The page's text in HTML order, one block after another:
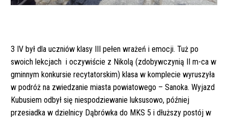
3 IV był dla uczniów klasy III pełen wrażeń i emocji. Tuż po
swoich lekcjach i oczywiście z Nikolą (zdobywczynią II m-ca w
gminnym konkursie recytatorskim) klasa w komplecie wyruszyła
w podróż na zwiedzanie miasta powiatowego – Sanoka. Wyjazd
Kubusiem odbył się niespodziewanie luksusowo, później
przesiadka w dzielnicy Dąbrówka do MKS 5 i dłuższy postój w